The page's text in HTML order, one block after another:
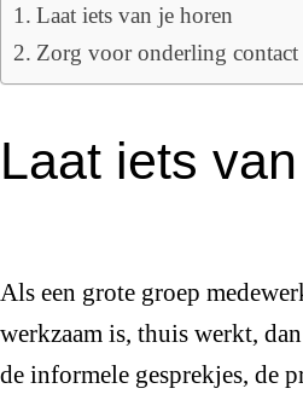
Laat iets van je horen
Zorg voor onderling contact
Laat iets
Als een grote groep
werkzaam is, thuis werkt,
de informele gesprekjes, de